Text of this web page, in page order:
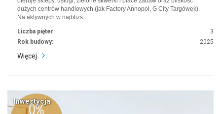
dużych centrów handlowych (jak Factory Annopol, G City Targówek).
Na aktywnych w najbliżs…
Liczba pięter:
3
Rok budowy:
2025
Więcej
Inwestycja